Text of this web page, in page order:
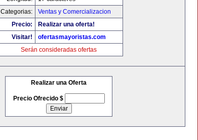
Categorias:
Ventas y Comercializacion
Precio:
Realizar una oferta!
Visitar!
ofertasmayoristas.com
Serán consideradas ofertas
Realizar una Oferta
Precio Ofrecido $